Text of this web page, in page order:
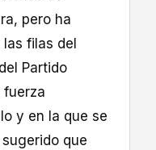
pero ha
filas del
Partido
fuerza
y en la que se
que